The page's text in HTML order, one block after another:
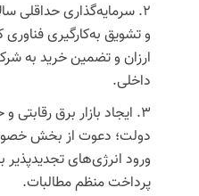
۲. سرمایه‌گذاری حداقلی
و تشویق به‌کارگیری فناوری
ارزان و تضمین خرید به
داخلی.
۳. ایجاد بازار برق
دولت؛ دعوت از بخش
ورود انرژی‌هایتجدیدپذیر
پرداخت منظم مطالبات.